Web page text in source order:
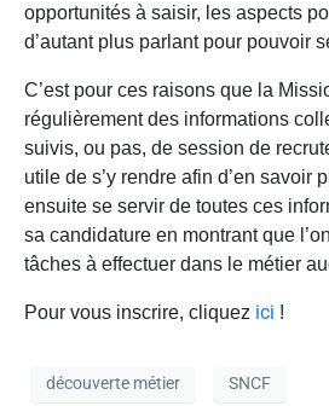
opportunités à saisir, les aspects
d’autant plus parlant pour pouvoir
C’est pour ces raisons que la
régulièrement des informations
suivis, ou pas, de session de
utile de s’y rendre afin d’en savoir
ensuite se servir de toutes ces
sa candidature en montrant que
tâches à effectuer dans le métier
Pour vous inscrire, cliquez ici !
découverte métier SNCF